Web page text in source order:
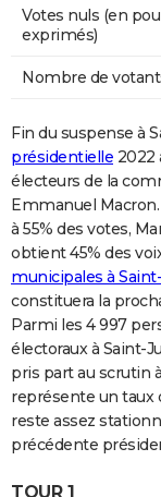
Votes nuls (en
exprimés)
Nombre de
Fin du suspense à
présidentielle 2022
électeurs de la
Emmanuel
à 55% des votes,
obtient 45% des
municipales à
constituera la
Parmi les 4 997
électoraux à Saint-
pris part au scrutin
représente un taux
reste assez
précédente
TOUR 1